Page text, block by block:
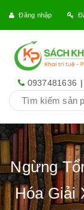
Đăng nhập
0937481636 |
Ngừng
Hóa Giải